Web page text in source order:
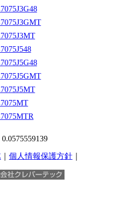
0.0575559139
個人情報保護方針